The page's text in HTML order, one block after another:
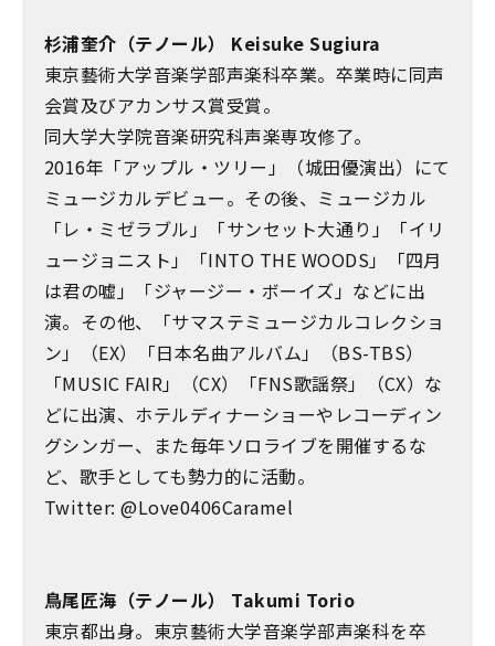
杉浦奎介（テノール） Keisuke Sugiura
東京藝術大学音楽学部声楽科卒業。卒業時に同声
会賞及びアカンサス賞受賞。
同大学大学院音楽研究科声楽専攻修了。
2016年「アップル・ツリー」（城田優演出）にて
ミュージカルデビュー。その後、ミュージカル
「レ・ミゼラブル」「サンセット大通り」「イリ
ュージョニスト」「INTO THE WOODS」「四月
は君の嘘」「ジャージー・ボーイズ」などに出
演。その他、「サマステミュージカルコレクショ
ン」（EX）「日本名曲アルバム」（BS-TBS）
「MUSIC FAIR」（CX）「FNS歌謡祭」（CX）な
どに出演、ホテルディナーショーやレコーディン
グシンガー、また毎年ソロライブを開催するな
ど、歌手としても勢力的に活動。
Twitter: @Love0406Caramel
鳥尾匠海（テノール） Takumi Torio
東京都出身。東京藝術大学音楽学部声楽科を卒